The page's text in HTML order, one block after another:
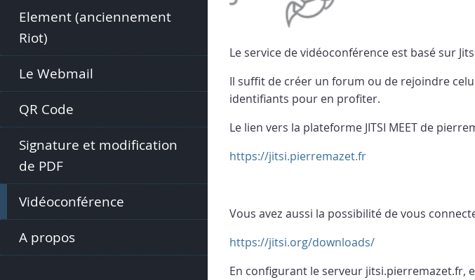
Element (anciennement
Riot)
Le Webmail
QR Code
Signature et modification
de PDF
Vidéoconférence
A propos
Le service de vidéoconférence est basé sur
Il suffit de créer un forum ou de rejoindre
identifiants pour en profiter.
Le lien vers la plateforme JITSI MEET de
https://jitsi.pierremazet.fr
Vous avez aussi la possibilité de vous
https://jitsi.org/downloads/
En configurant le serveur jitsi.pierremazet.fr,